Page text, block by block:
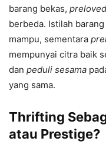
barang bekas, preloved
berbeda. Istilah
mampu, sementara
mempunyai citra baik
dan peduli sesama
yang sama.
Thrifting
atau Prestige?